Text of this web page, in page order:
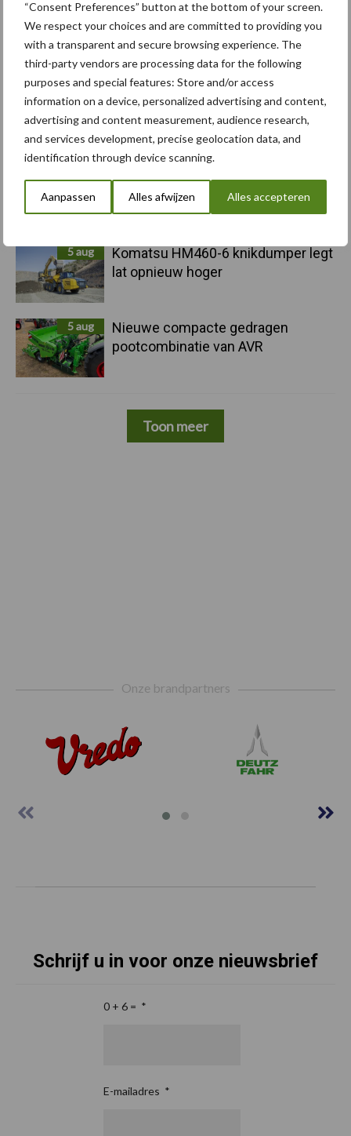
“Consent Preferences” button at the bottom of your screen.
We respect your choices and are committed to providing you
with a transparent and secure browsing experience. The
third-party vendors are processing data for the following
purposes and special features: Store and/or access
information on a device, personalized advertising and content,
advertising and content measurement, audience research,
and services development, precise geolocation data, and
identification through device scanning.
Aanpassen Alles afwijzen Alles accepteren
Sidebar
6 aug
"Hoge verwachtingen van schijven
voor kouters"
5 aug
Albourgh Tyres breidt uit naar
nieuwe marktsegmenten
Caterpillar breidt gamma
elektrische bulldozers uit
5 aug
Komatsu HM460-6 knikdumper legt
lat opnieuw hoger
5 aug
Nieuwe compacte gedragen
pootcombinatie van AVR
Toon meer
Onze brandpartners
Schrijf u in voor onze nieuwsbrief
0 + 6 = *
E-mailadres *